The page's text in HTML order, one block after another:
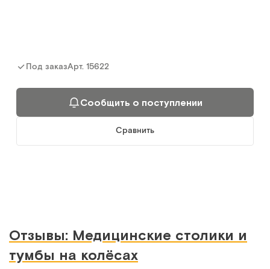
YU611 Белый
Под заказАрт. 15622
Сообщить о поступлении
Сравнить
Отзывы: Медицинские столики и
тумбы на колёсах